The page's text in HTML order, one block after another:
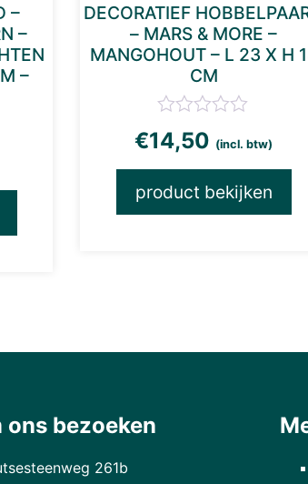
–
–
–
DECORATIEF
– MARS & MORE –
MANGOHOUT – L 23 X H
CM
€14,50 (incl. btw)
product bekijken
ons bezoeken
261b